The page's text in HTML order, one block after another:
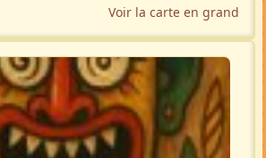
Voir la carte en grand